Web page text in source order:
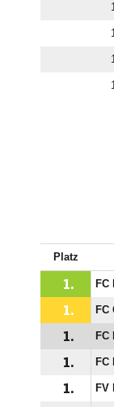
Platz
1. FC
1. FC
1. FC
1. FC
1. FV